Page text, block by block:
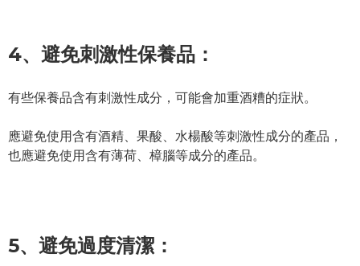
4、 避免刺激性保養品：
有些保養品含有刺激性成分，可能會加重酒糟的症狀。
應避免使用含有酒精、果酸、水楊酸等刺激性成分的產品，
也應避免使用含有薄荷、樟腦等成分的產品。
5、 避免過度清潔：